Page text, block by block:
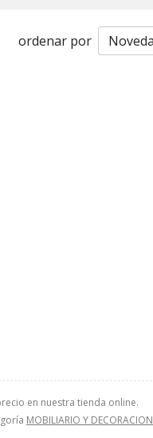
en nuestra tienda online.
MOBILIARIO Y DECORACION
ordenar por